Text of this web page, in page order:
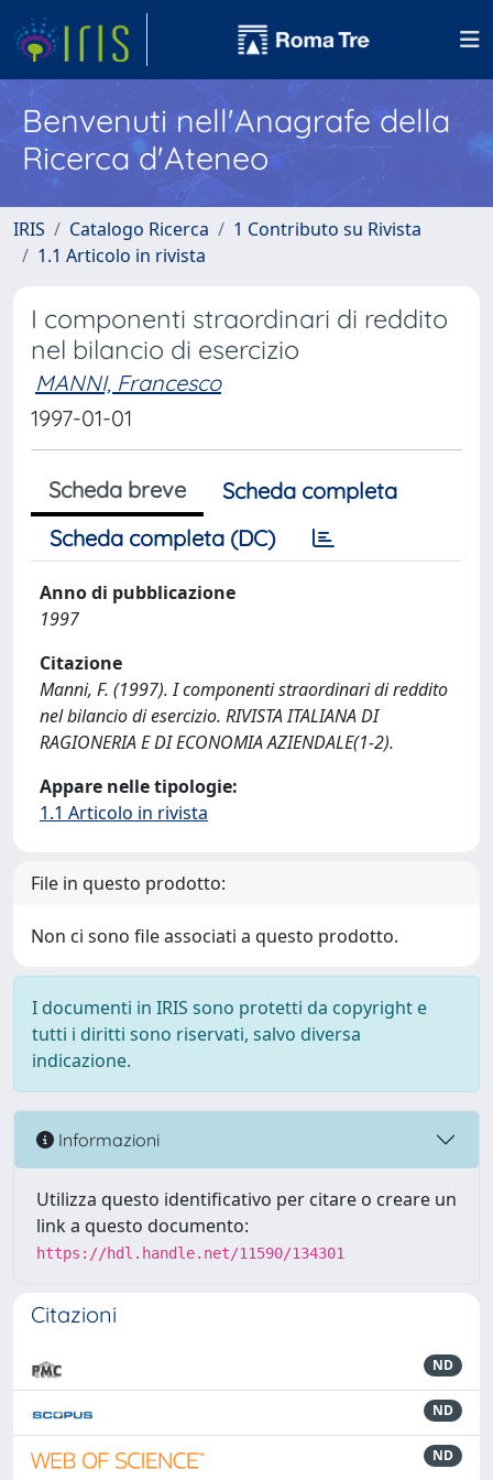
Benvenuti nell'Anagrafe della
Ricerca d'Ateneo
IRIS Catalogo Ricerca
1 Contributo su Rivista
1.1 Articolo in rivista
I componenti straordinari di reddito
nel bilancio di esercizio
MANNI, Francesco
1997-01-01
Scheda breve
Scheda completa
Scheda completa (DC)
Anno di pubblicazione
1997
Citazione
Manni, F. (1997). I componenti straordinari di reddito
nel bilancio di esercizio. RIVISTA ITALIANA DI
RAGIONERIA E DI ECONOMIA AZIENDALE(1-2).
Appare nelle tipologie:
1.1 Articolo in rivista
File in questo prodotto:
Non ci sono file associati a questo prodotto.
I documenti in IRIS sono protetti da copyright e
tutti i diritti sono riservati, salvo diversa
indicazione.
Informazioni
Utilizza questo identificativo per citare o creare un
link a questo documento:
https://hdl.handle.net/11590/134301
Citazioni
ND
ND
ND